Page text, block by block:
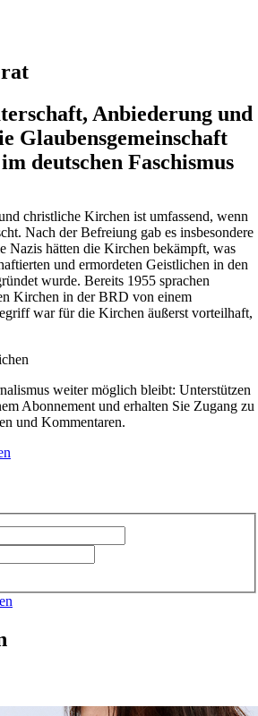
Anbiederung und
Glaubensgemeinschaft
deutschen Faschismus
christliche Kirchen ist umfassend, wenn
Nach der Befreiung gab es insbesondere
Nazis hätten die Kirchen bekämpft, was
und ermordeten Geistlichen in den
wurde. Bereits 1955 sprachen
Kirchen in der BRD von einem
war für die Kirchen äußerst vorteilhaft,
weiter möglich bleibt: Unterstützen
Abonnement und erhalten Sie Zugang zu
und Kommentaren.